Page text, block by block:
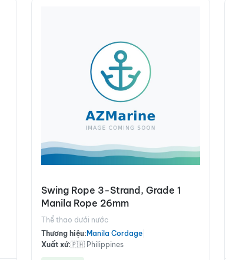
Swing Rope 3-Strand, Grade 1
Manila Rope 26mm
Thể thao dưới nước
Thương hiệu: Manila Cordage
Xuất xứ:🇵🇭 Philippines